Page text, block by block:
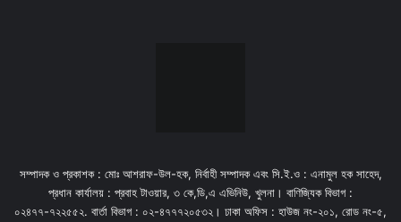
সম্পাদক ও প্রকাশক : মোঃ আশরাফ-উল-হক, নির্বাহী সম্পাদক এবং সি.ই.ও : এনামুল হক সাহেদ,
প্রধান কার্যালয় : প্রবাহ টাওয়ার, ৩ কে,ডি,এ এভিনিউ, খুলনা। বাণিজ্যিক বিভাগ :
০২৪৭৭-৭২২৫৫২. বার্তা বিভাগ : ০২-৪৭৭৭২০৫৩২। ঢাকা অফিস : হাউজ নং-২০১, রোড নং-৫,